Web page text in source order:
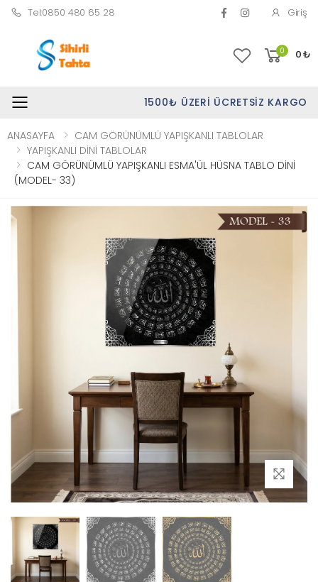
Tel:0850 480 65 28 Giriş
0 0₺
Toggle mobile menu1500₺ ÜZERI ÜCRETSIZ KARGO
ANASAYFA
CAM GÖRÜNÜMLÜ YAPIŞKANLI TABLOLAR
YAPIŞKANLI DİNİ TABLOLAR
CAM GÖRÜNÜMLÜ YAPIŞKANLI ESMA'ÜL HÜSNA TABLO DİNİ
(MODEL- 33)